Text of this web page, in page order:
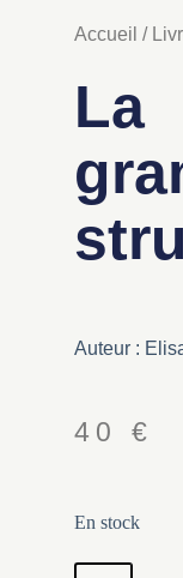
Accueil /
La
Auteur :
40€
En stock